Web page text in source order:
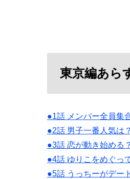
東京編あ
●1話 メンバー全員集
●2話 男子一番人気は
●3話 恋が動き始める？
●4話 ゆりこをめぐっ
●5話 うっちーがデー